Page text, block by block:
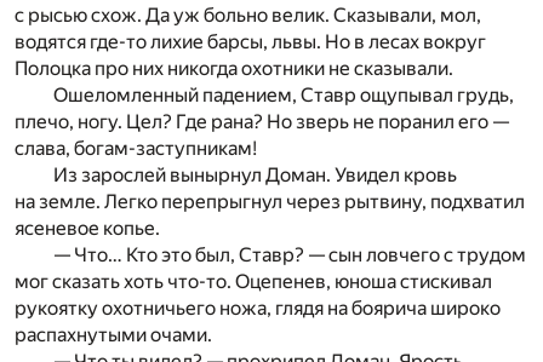
с рысью схож. Да уж больно велик. Сказывали, мол,
водятся где-то лихие барсы, львы. Но в лесах вокруг
Полоцка про них никогда охотники не сказывали.
Ошеломленный падением, Ставр ощупывал грудь,
плечо, ногу. Цел? Где рана? Но зверь не поранил его —
слава, богам-заступникам!
Из зарослей вынырнул Доман. Увидел кровь
на земле. Легко перепрыгнул через рытвину, подхватил
ясеневое копье.
— Что… Кто это был, Ставр? — сын ловчего с трудом
мог сказать хоть что-то. Оцепенев, юноша стискивал
рукоятку охотничьего ножа, глядя на боярича широко
распахнутыми очами.